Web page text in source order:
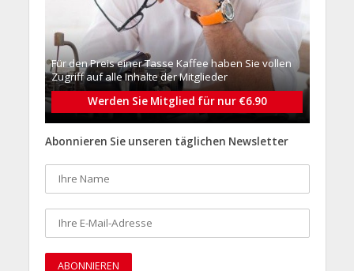
Für den Preis einer Tasse Kaffee haben Sie vollen
Zugriff auf alle Inhalte der Mitglieder
Werden Sie Mitglied für nur €6.90
Abonnieren Sie unseren täglichen Newsletter